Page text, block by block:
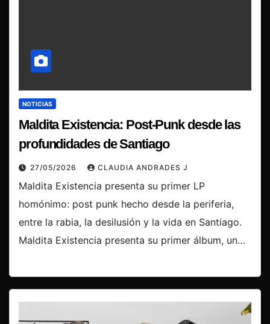
NOTICIAS
Maldita Existencia: Post-Punk desde las
profundidades de Santiago
27/05/2026 CLAUDIA ANDRADES J
Maldita Existencia presenta su primer LP
homónimo: post punk hecho desde la periferia,
entre la rabia, la desilusión y la vida en Santiago.
Maldita Existencia presenta su primer álbum, un…